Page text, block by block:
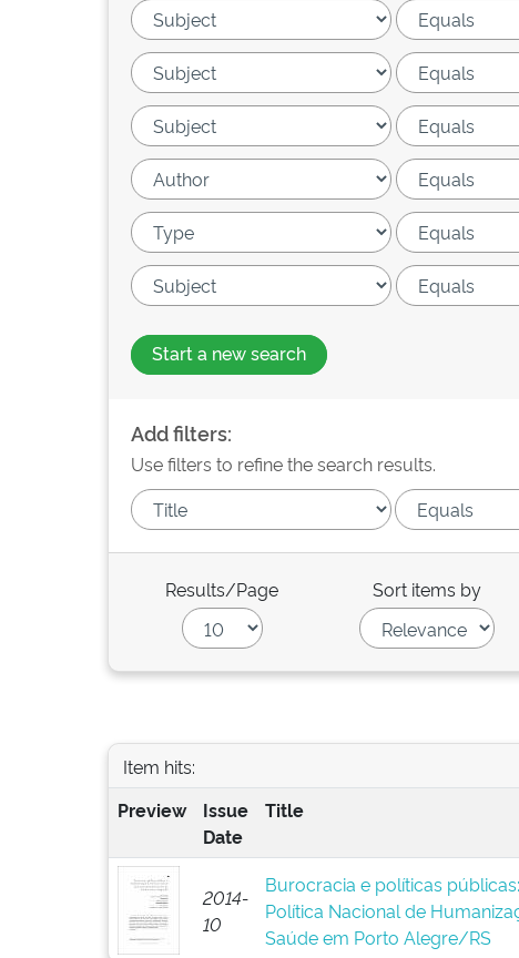
Start a new search
Add filters:
Use filters to refine the search results.
Results/Page Sort items by
Item hits:
Preview
Issue
Date
Title
2014-
10
Burocracia e políticas
Política Nacional de
Saúde em Porto Alegre/RS